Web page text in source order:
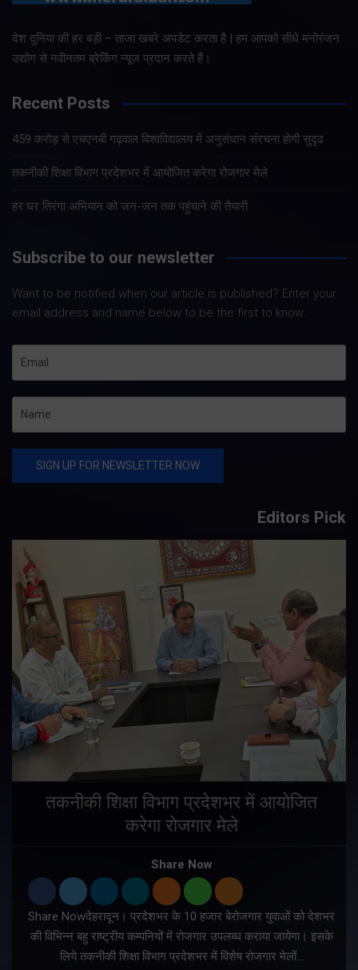
देश दुनिया की हर बड़ी – ताजा खबरे अपडेट करता है | हम आपको सीधे मनोरंजन
उद्योग से नवीनतम ब्रेकिंग न्यूज प्रदान करते हैं।
Recent Posts
459 करोड़ से एचएनबी गढ़वाल विश्वविद्यालय में अनुसंधान संरचना होगी सुदृढ
तकनीकी शिक्षा विभाग प्रदेशभर में आयोजित करेगा रोजगार मेले
हर घर तिरंगा अभियान को जन-जन तक पहुंचाने की तैयारी
Subscribe to our newsletter
Want to be notified when our article is published? Enter your
email address and name below to be the first to know.
Editors Pick
तकनीकी शिक्षा विभाग प्रदेशभर में आयोजित
करेगा रोजगार मेले
Share Now
Share Nowदेहरादून। प्रदेशभर के 10 हजार बेरोजगार युवाओं को देशभर
की विभिन्न बहु राष्ट्रीय कम्पनियों में रोजगार उपलब्ध कराया जायेगा। इसके
लिये तकनीकी शिक्षा विभाग प्रदेशभर में विशेष रोजगार मेलों…